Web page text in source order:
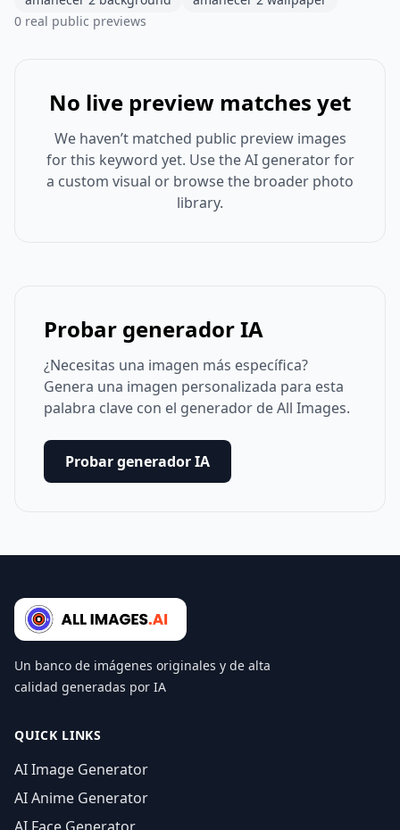
0 real public previews
No live preview matches yet
We haven’t matched public preview images
for this keyword yet. Use the AI generator for
a custom visual or browse the broader photo
library.
Probar generador IA
¿Necesitas una imagen más específica?
Genera una imagen personalizada para esta
palabra clave con el generador de All Images.
Probar generador IA
Un banco de imágenes originales y de alta
calidad generadas por IA
QUICK LINKS
AI Image Generator
AI Anime Generator